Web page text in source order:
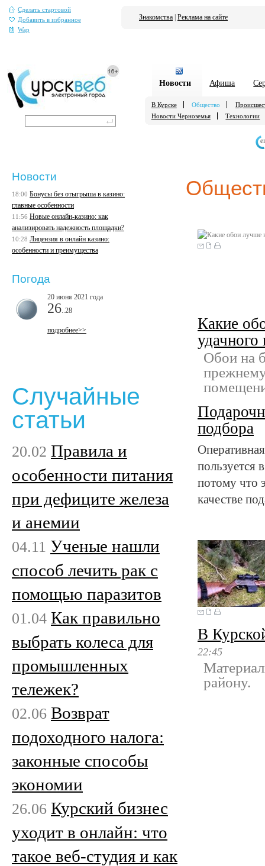
Сделать стартовой
Добавить в избранное
Wap
Знакомства Реклама на сайте
Новости Афиша
В Курске Общество
Новости Черноземья
Технологии
Какие
Обои на
подбора
пользуется
потому что
качестве
В
22:45
району.
Новости
18:00 Бонусы без отыгрыша в казино:
главные особенности
11:56 Новые онлайн-казино: как
анализировать надежность площадки?
10:28 Лицензия в онлайн казино:
особенности и преимущества
Погода
20 июня 2021 года
26 ..28
подробнее>>
Случайные
статьи
20.02 Правила и
особенности питания
при дефиците железа
и анемии
04.11 Ученые нашли
способ лечить рак с
помощью паразитов
01.04 Как правильно
выбрать колеса для
промышленных
тележек?
02.06 Возврат
подоходного налога:
законные способы
экономии
26.06 Курский бизнес
уходит в онлайн: что
такое веб-студия и как